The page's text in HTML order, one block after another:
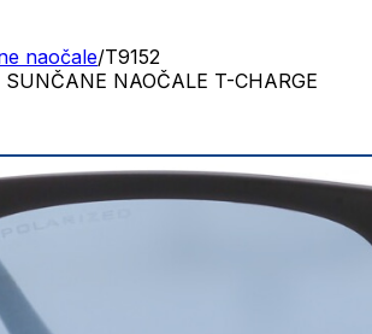
naočale/T9152
SUNČANE NAOČALE T-CHARGE